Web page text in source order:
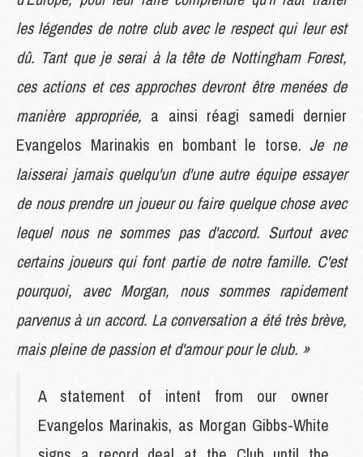
les légendes de notre club avec le respect qui leur est
dû. Tant que je serai à la tête de Nottingham Forest,
ces actions et ces approches devront être menées de
manière appropriée, a ainsi réagi samedi dernier
Evangelos Marinakis en bombant le torse. Je ne
laisserai jamais quelqu'un d'une autre équipe essayer
de nous prendre un joueur ou faire quelque chose avec
lequel nous ne sommes pas d'accord. Surtout avec
certains joueurs qui font partie de notre famille. C'est
pourquoi, avec Morgan, nous sommes rapidement
parvenus à un accord. La conversation a été très brève,
mais pleine de passion et d'amour pour le club. »
A statement of intent from our owner
Evangelos Marinakis, as Morgan Gibbs-White